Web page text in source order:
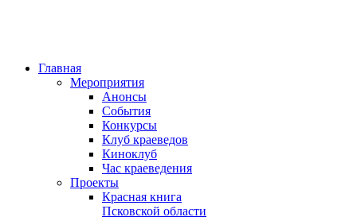
Главная
Мероприятия
Анонсы
События
Конкурсы
Клуб краеведов
Киноклуб
Час краеведения
Проекты
Красная книга
Псковской области